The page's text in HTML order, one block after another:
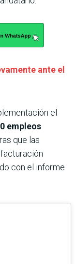
ante el
el
empleos
que las
con el informe